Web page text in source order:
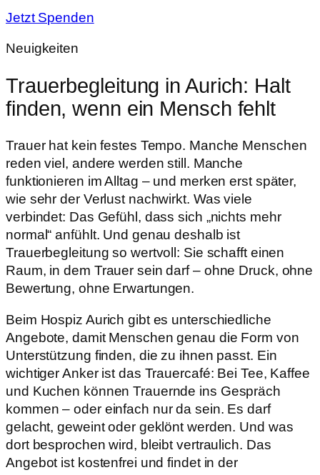
Jetzt Spenden
Neuigkeiten
Trauerbegleitung in Aurich: Halt
finden, wenn ein Mensch fehlt
Trauer hat kein festes Tempo. Manche Menschen
reden viel, andere werden still. Manche
funktionieren im Alltag – und merken erst später,
wie sehr der Verlust nachwirkt. Was viele
verbindet: Das Gefühl, dass sich „nichts mehr
normal“ anfühlt. Und genau deshalb ist
Trauerbegleitung so wertvoll: Sie schafft einen
Raum, in dem Trauer sein darf – ohne Druck, ohne
Bewertung, ohne Erwartungen.
Beim Hospiz Aurich gibt es unterschiedliche
Angebote, damit Menschen genau die Form von
Unterstützung finden, die zu ihnen passt. Ein
wichtiger Anker ist das Trauercafé: Bei Tee, Kaffee
und Kuchen können Trauernde ins Gespräch
kommen – oder einfach nur da sein. Es darf
gelacht, geweint oder geklönt werden. Und was
dort besprochen wird, bleibt vertraulich. Das
Angebot ist kostenfrei und findet in der